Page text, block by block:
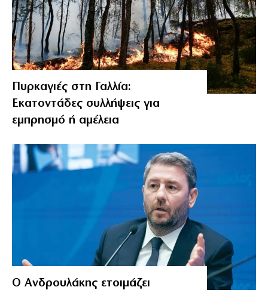
Πυρκαγιές στη Γαλλία:
Εκατοντάδες συλλήψεις για
εμπρησμό ή αμέλεια
Ο Ανδρουλάκης ετοιμάζει